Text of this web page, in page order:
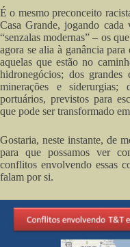
É o mesmo preconceito
Casa Grande, jogando
“senzalas modernas” – os
agora se alia à ganância para
aquelas que estão no
hidronegócios; dos grandes
minerações e siderurgias;
portuários, previstos para
que pode ser transformado
Gostaria, neste instante, de
para que possamos ver
conflitos envolvendo essas
falam por si.